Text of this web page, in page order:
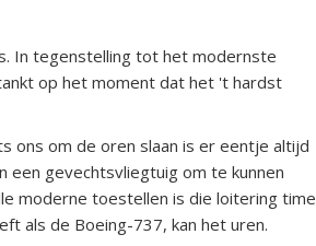
In tegenstelling tot het modernste
op het moment dat het 't hardst
ons om de oren slaan is er eentje altijd
een gevechtsvliegtuig om te kunnen
moderne toestellen is die loitering time
als de Boeing-737, kan het uren.